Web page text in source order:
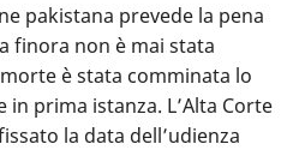
pakistana prevede la pena
finora non è mai stata
è stata comminata lo
prima istanza. L’Alta Corte
la data dell’udienza